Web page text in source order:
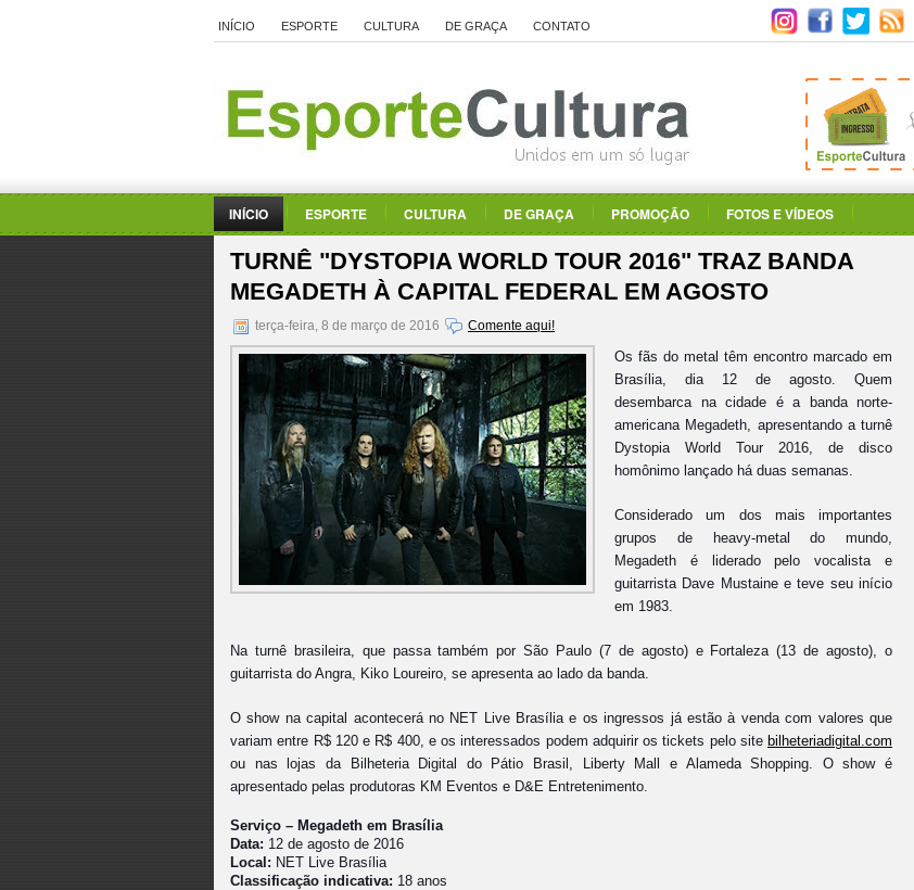
INÍCIO ESPORTE CULTURA DE GRAÇA CONTATO
INÍCIO ESPORTE CULTURA DE GRAÇA PROMOÇÃO FOTOS E VÍDEOS
TURNÊ "DYSTOPIA WORLD TOUR 2016" TRAZ BANDA
MEGADETH À CAPITAL FEDERAL EM AGOSTO
terça-feira, 8 de março de 2016 Comente aqui!
Os fãs do metal têm encontro marcado em
Brasília, dia 12 de agosto. Quem
desembarca na cidade é a banda norte-
americana Megadeth, apresentando a turnê
Dystopia World Tour 2016, de disco
homônimo lançado há duas semanas.
Considerado um dos mais importantes
grupos de heavy-metal do mundo,
Megadeth é liderado pelo vocalista e
guitarrista Dave Mustaine e teve seu início
em 1983.
Na turnê brasileira, que passa também por São Paulo (7 de agosto) e Fortaleza (13 de agosto), o
guitarrista do Angra, Kiko Loureiro, se apresenta ao lado da banda.
O show na capital acontecerá no NET Live Brasília e os ingressos já estão à venda com valores que
variam entre R$ 120 e R$ 400, e osinteressados podem adquirir os tickets pelo site bilheteriadigital.com
ou nas lojas da Bilheteria Digital do Pátio Brasil, Liberty Mall e Alameda Shopping. O show é
apresentado pelas produtoras KM Eventos e D&E Entretenimento.
Serviço – Megadeth em Brasília
Data: 12 de agosto de 2016
Local: NET Live Brasília
Classificação indicativa: 18 anos